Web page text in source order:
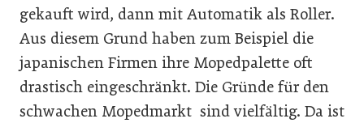
gekauft wird, dann mit Automatik als Roller.
Aus diesem Grund haben zum Beispiel die
japanischen Firmen ihre Mopedpalette oft
drastisch eingeschränkt. Die Gründe für den
schwachen Mopedmarkt sind vielfältig. Da ist